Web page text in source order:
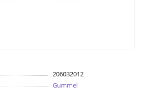
206032012
Gummel